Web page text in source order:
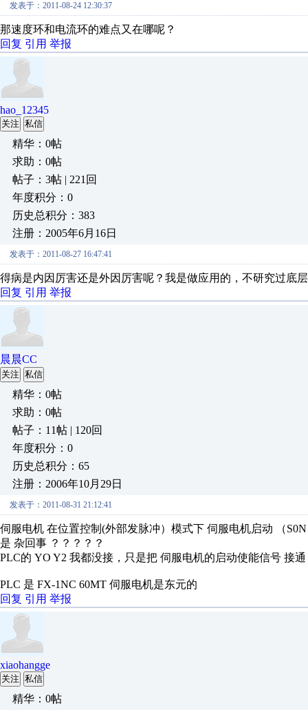
发表于：2011-08-24 12:30:37
那速度环和电流环的难点又在哪呢？
回复 引用 举报
hao_12345
关注 私信
精华：0帖
求助：0帖
帖子：3帖 | 221回
年度积分：0
历史总积分：383
注册：2005年6月16日
发表于：2011-08-27 16:47:41
得病是内因厉害还是外因厉害呢？我是做应用的，不研究过底
回复 引用 举报
晨晨CC
关注 私信
精华：0帖
求助：0帖
帖子：11帖 | 120回
年度积分：0
历史总积分：65
注册：2006年10月29日
发表于：2011-08-31 21:12:41
伺服电机 在位置控制(外部发脉冲）模式下 伺服电机启动 （
是 杂回事 ？？？？？
PLC的 YO Y2 我都没接，只是把 伺服电机的启动使能信号 接
PLC 是 FX-1NC 60MT 伺服电机是东元的
回复 引用 举报
xiaohangge
关注 私信
精华：0帖